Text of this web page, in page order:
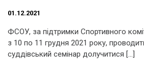
01.12.2021
ФСОУ, за підтримки Спортивного
з 10 по 11 грудня 2021 року,
суддівський семінар долучитися […]